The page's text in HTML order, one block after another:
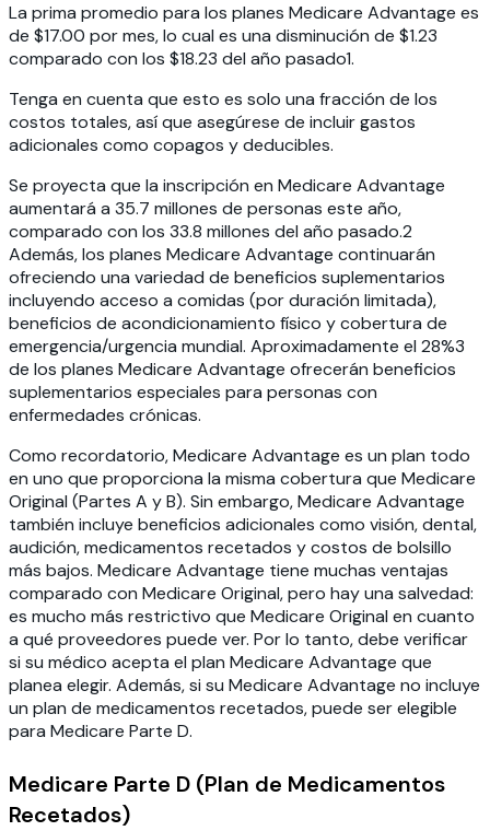
La prima promedio para los planes Medicare Advantage es
de $17.00 por mes, lo cual es una disminución de $1.23
comparado con los $18.23 del año pasado1.
Tenga en cuenta que esto es solo una fracción de los
costos totales, así que asegúrese de incluir gastos
adicionales como copagos y deducibles.
Se proyecta que la inscripción en Medicare Advantage
aumentará a 35.7 millones de personas este año,
comparado con los 33.8 millones del año pasado.2
Además, los planes Medicare Advantage continuarán
ofreciendo una variedad de beneficios suplementarios
incluyendo acceso a comidas (por duración limitada),
beneficios de acondicionamiento físico y cobertura de
emergencia/urgencia mundial. Aproximadamente el 28%3
de los planes Medicare Advantage ofrecerán beneficios
suplementarios especiales para personas con
enfermedades crónicas.
Como recordatorio, Medicare Advantage es un plan todo
en uno que proporciona la misma cobertura que Medicare
Original (Partes A y B). Sin embargo, Medicare Advantage
también incluye beneficios adicionales como visión, dental,
audición, medicamentos recetados y costos de bolsillo
más bajos. Medicare Advantage tiene muchas ventajas
comparado con Medicare Original, pero hay una salvedad:
es mucho más restrictivo que Medicare Original en cuanto
a qué proveedores puede ver. Por lo tanto, debe verificar
si su médico acepta el plan Medicare Advantage que
planea elegir. Además, si su Medicare Advantage no incluye
un plan de medicamentos recetados, puede ser elegible
para Medicare Parte D.
Medicare Parte D (Plan de Medicamentos
Recetados)